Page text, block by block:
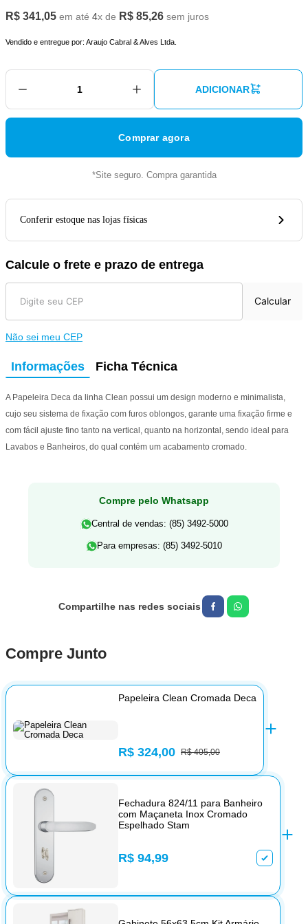
R$ 341,05 em até 4x de R$ 85,26 sem juros
Vendido e entregue por: Araujo Cabral & Alves Ltda.
ADICIONAR
Comprar agora
*Site seguro. Compra garantida
Conferir estoque nas lojas físicas
Calcule o frete e prazo de entrega
Calcular
Não sei meu CEP
Informações Ficha Técnica
A Papeleira Deca da linha Clean possui um design moderno e minimalista,
cujo seu sistema de fixação com furos oblongos, garante uma fixação firme e
com fácil ajuste fino tanto na vertical, quanto na horizontal, sendo ideal para
Lavabos e Banheiros, do qual contém um acabamento cromado.
Compre pelo Whatsapp
Central de vendas: (85) 3492-5000
Para empresas: (85) 3492-5010
Compre Junto
Papeleira Clean Cromada Deca
R$ 324,00 R$ 405,00
Fechadura 824/11 para Banheiro
com Maçaneta Inox Cromado
Espelhado Stam
R$ 94,99